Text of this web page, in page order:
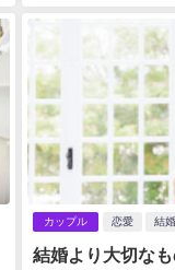
カップル 恋愛 結婚
結婚より大切な